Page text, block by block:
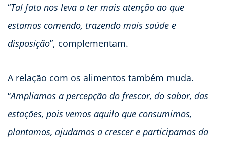
“Tal fato nos leva a ter mais atenção ao que
estamos comendo, trazendo mais saúde e
disposição”, complementam.
A relação com os alimentos também muda.
“Ampliamos a percepção do frescor, do sabor, das
estações, pois vemos aquilo que consumimos,
plantamos, ajudamos a crescer e participamos da